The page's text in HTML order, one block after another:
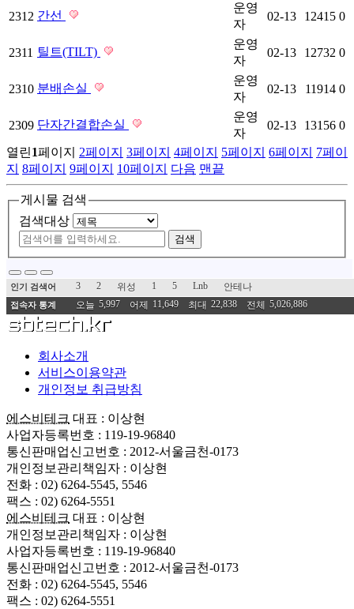
2312 간선
운영
자
02-13 12415 0
2311 틸트(TILT)
운영
자
02-13 12732 0
2310 분배손실
운영
자
02-13 11914 0
2309 단자간결합손실
운영
자
02-13 13156 0
열린1페이지 2페이지 3페이지 4페이지 5페이지 6페이지 7페이
지 8페이지 9페이지 10페이지 다음 맨끝
게시물 검색
검색대상
검색
인기 검색어 3 2 위성 1 5 Lnb 안테나
접속자 통계 오늘 5,997 어제 11,649 최대 22,838 전체 5,026,886
회사소개
서비스이용약관
개인정보 취급방침
에스비테크 대표 : 이상현
사업자등록번호 : 119-19-96840
통신판매업신고번호 : 2012-서울금천-0173
개인정보관리책임자 : 이상현
전화 : 02) 6264-5545, 5546
팩스 : 02) 6264-5551
에스비테크 대표 : 이상현
개인정보관리책임자 : 이상현
사업자등록번호 : 119-19-96840
통신판매업신고번호 : 2012-서울금천-0173
전화 : 02) 6264-5545, 5546
팩스 : 02) 6264-5551